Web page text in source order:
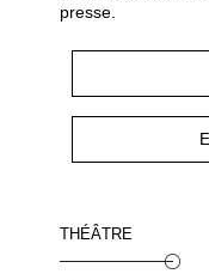
presse.
THÉÂTRE